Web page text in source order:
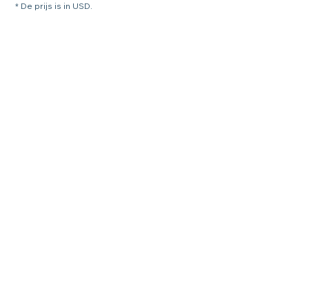
* De prijs is in USD.